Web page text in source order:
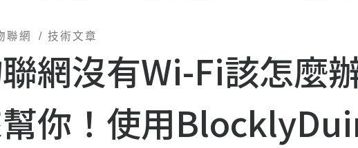
聯網 技術文章
網沒有Wi-Fi該怎麼
你！使用